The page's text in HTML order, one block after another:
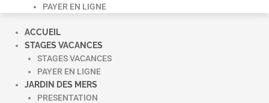
PAYER EN LIGNE
ACCUEIL
STAGES VACANCES
STAGES VACANCES
PAYER EN LIGNE
JARDIN DES MERS
PRESENTATION